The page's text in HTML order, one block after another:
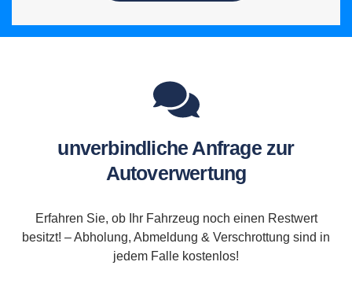
unverbindliche Anfrage zur
Autoverwertung
Erfahren Sie, ob Ihr Fahrzeug noch einen Restwert
besitzt! – Abholung, Abmeldung & Verschrottung sind in
jedem Falle kostenlos!